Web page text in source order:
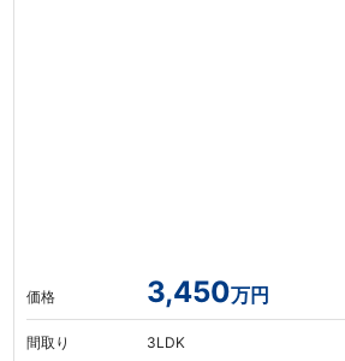
価格 3,450万円
間取り 3LDK